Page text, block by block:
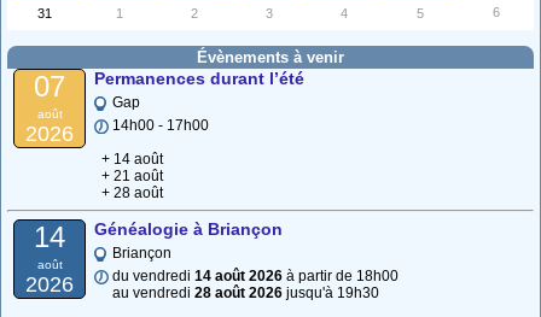
31 1 2 3 4 5 6
Évènements à venir
07
août
2026
Permanences durant l’été
Gap
14h00 - 17h00
+ 14 août
+ 21 août
+ 28 août
14
août
2026
Généalogie à Briançon
Briançon
du vendredi 14 août 2026 à partir de 18h00
au vendredi 28 août 2026 jusqu'à 19h30